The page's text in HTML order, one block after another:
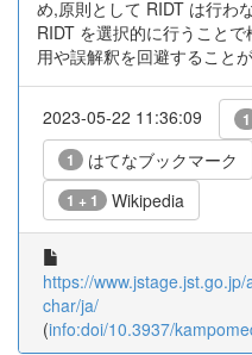
め,原則として RIDT は行わ
RIDT を選択的に行うこと
用や誤解釈を回避すること
2023-05-22 11:36:09 1
1 はてなブックマーク
1 + 1 Wikipedia
https://
char/ja/
(info:doi/10.3937/